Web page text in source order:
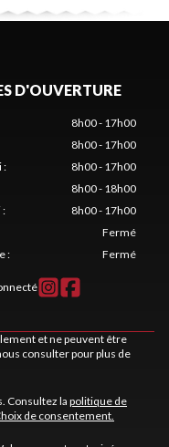
D'OUVERTURE
8h00 - 17h00
8h00 - 17h00
:
8h00 - 17h00
8h00 - 18h00
:
8h00 - 17h00
Fermé
: Fermé
et ne peuvent être
consulter pour plus de
Consultez la politique de
de consentement.